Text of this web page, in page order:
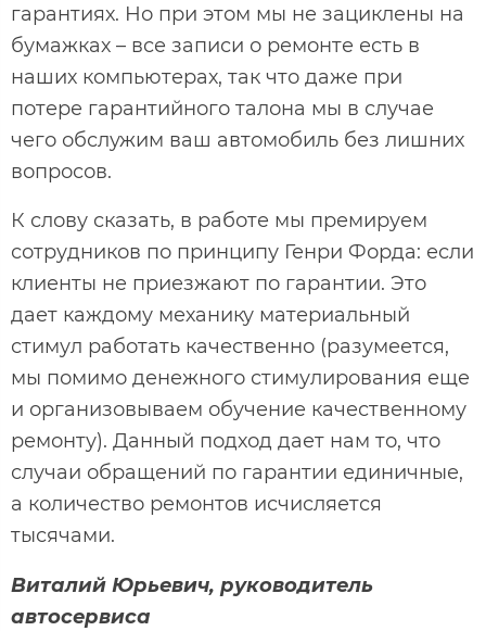
гарантиях. Но при этом мы не зациклены на
бумажках – все записи о ремонте есть в
наших компьютерах, так что даже при
потере гарантийного талона мы в случае
чего обслужим ваш автомобиль без лишних
вопросов.
К слову сказать, в работе мы премируем
сотрудников по принципу Генри Форда: если
клиенты не приезжают по гарантии. Это
дает каждому механику материальный
стимул работать качественно (разумеется,
мы помимо денежного стимулирования еще
и организовываем обучение качественному
ремонту). Данный подход дает нам то, что
случаи обращений по гарантии единичные,
а количество ремонтов исчисляется
тысячами.
Виталий Юрьевич, руководитель
автосервиса